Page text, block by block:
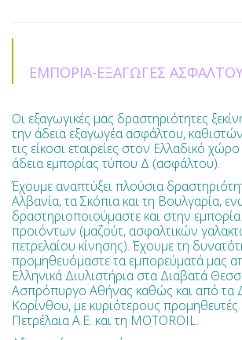
ΕΜΠΟΡΙΑ-ΕΞΑΓΩΓΕΣ
Οι εξαγωγικές μας δραστηριότητες
την άδεια εξαγωγέα ασφάλτου,
τις είκοσι εταιρείες στον Ελλαδικό
άδεια εμπορίας τύπου Δ (ασφάλτου).
Έχουμε αναπτύξει πλούσια
Αλβανία, τα Σκόπια και τη Βουλγαρία,
δραστηριοποιούμαστε και στην
προιόντων (μαζούτ, ασφαλτικών
πετρελαίου κίνησης). Έχουμε τη
προμηθευόμαστε τα εμπορεύματά μας
Ελληνικά Διυλιστήρια στα Διαβατά
Ασπρόπυργο Αθήνας καθώς και από τα
Κορίνθου, με κυριότερους προμηθευτές
Πετρέλαια Α.Ε. και τη ΜOTOROIL.